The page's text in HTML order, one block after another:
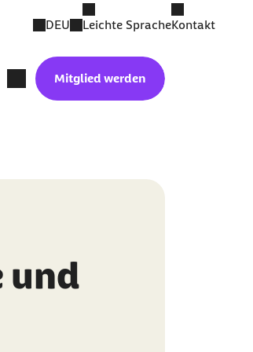
DEU Leichte SpracheKontakt
Mitglied werden
und